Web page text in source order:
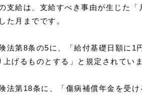
支給は、支給すべき事由が生じた「
た月までです。
法第8条の5に、「給付基礎日額に1
げるものとする」と規定されていま
法第18条に、「傷病補償年金を受